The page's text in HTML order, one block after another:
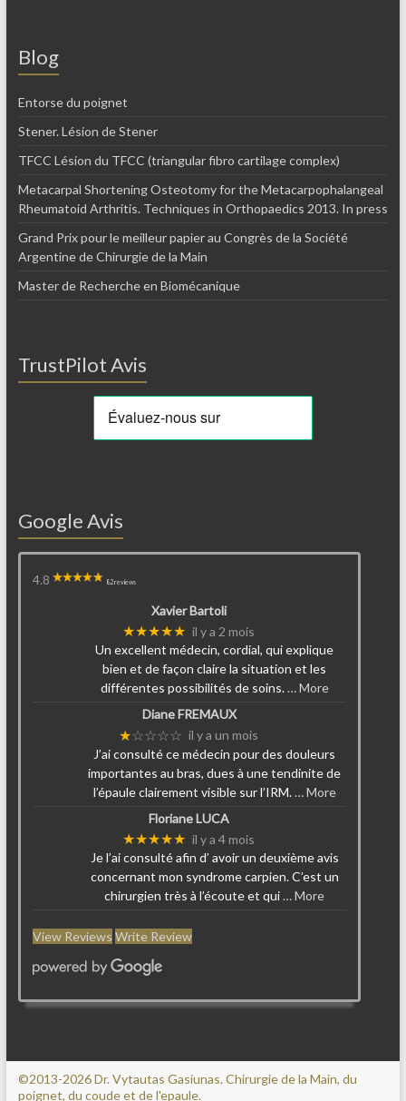
Blog
Entorse du poignet
Stener. Lésion de Stener
TFCC Lésion du TFCC (triangular fibro cartilage complex)
Metacarpal Shortening Osteotomy for the Metacarpophalangeal
Rheumatoid Arthritis. Techniques in Orthopaedics 2013. In press
Grand Prix pour le meilleur papier au Congrès de la Société
Argentine de Chirurgie de la Main
Master de Recherche en Biomécanique
TrustPilot Avis
Google Avis
4.8 82 reviews
Xavier Bartoli
★★★★★ il y a 2 mois
Un excellent médecin, cordial, qui explique
bien et de façon claire la situation et les
différentes possibilités de soins.… More
Diane FREMAUX
★☆☆☆☆ il y a un mois
J’ai consulté ce médecin pour des douleurs
importantes au bras, dues à une tendinite de
l’épaule clairement visible sur l’IRM.… More
Floriane LUCA
★★★★★ il y a 4 mois
Je l’ai consulté afin d’ avoir un deuxième avis
concernant mon syndrome carpien. C’est un
chirurgien très à l’écoute et qui … More
View Reviews Write Review
©2013-2026 Dr. Vytautas Gasiunas. Chirurgie de la Main, du
poignet, du coude et de l'epaule.